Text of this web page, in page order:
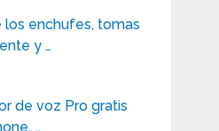
los enchufes, tomas
y …
de voz Pro gratis
…